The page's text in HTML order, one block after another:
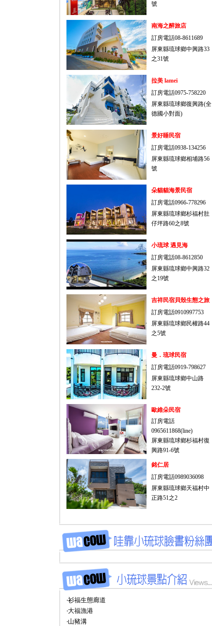
號
南海之醉旅店
訂房電話08-8611689
屏東縣琉球鄉中興路33
之31號
拉美 lamei
訂房電話0975-758220
屏東縣琉球鄉復興路(全
德國小對面)
景好睡民宿
訂房電話0938-134256
屏東縣琉球鄉相埔路56
號
朵貓貓海景民宿
訂房電話0966-778296
屏東縣琉球鄉杉福村肚
仔坪路60之8號
小琉球 遇見海
訂房電話08-8612850
屏東縣琉球鄉中興路32
之19號
吉祥民宿貝殼生態之旅
訂房電話0910997753
屏東縣琉球鄉民權路44
之5號
曼．琉球民宿
訂房電話0919-798627
屏東縣琉球鄉中山路
232-2號
歐維朵民宿
訂房電話
0965611868(line)
屏東縣琉球鄉杉福村復
興路91-6號
銘仁居
訂房電話0989036098
屏東縣琉球鄉天福村中
正路51之2
‧衫福生態廊道
‧大福漁港
‧山豬溝